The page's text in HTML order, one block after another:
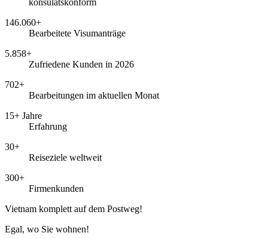
konsulatskonform
146.060+
Bearbeitete Visumanträge
5.858+
Zufriedene Kunden in 2026
702+
Bearbeitungen im aktuellen Monat
15+ Jahre
Erfahrung
30+
Reiseziele weltweit
300+
Firmenkunden
Vietnam komplett auf dem Postweg!
Egal, wo Sie wohnen!